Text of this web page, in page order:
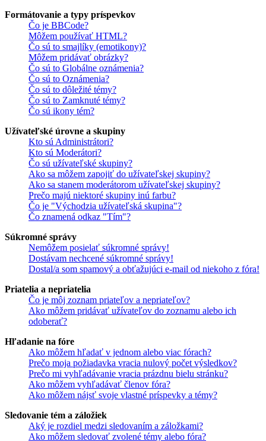
Formátovanie a typy príspevkov
Čo je BBCode?
Môžem používať HTML?
Čo sú to smajlíky (emotikony)?
Môžem pridávať obrázky?
Čo sú to Globálne oznámenia?
Čo sú to Oznámenia?
Čo sú to dôležité témy?
Čo sú to Zamknuté témy?
Čo sú ikony tém?
Užívateľské úrovne a skupiny
Kto sú Administrátori?
Kto sú Moderátori?
Čo sú užívateľské skupiny?
Ako sa môžem zapojiť do užívateľskej skupiny?
Ako sa stanem moderátorom užívateľskej skupiny?
Prečo majú niektoré skupiny inú farbu?
Čo je "Východzia užívateľská skupina"?
Čo znamená odkaz "Tím"?
Súkromné správy
Nemôžem posielať súkromné správy!
Dostávam nechcené súkromné správy!
Dostal/a som spamový a obťažujúci e-mail od niekoho z fóra!
Priatelia a nepriatelia
Čo je môj zoznam priateľov a nepriateľov?
Ako môžem pridávať užívateľov do zoznamu alebo ich
odoberať?
Hľadanie na fóre
Ako môžem hľadať v jednom alebo viac fórach?
Prečo moja požiadavka vracia nulový počet výsledkov?
Prečo mi vyhľadávanie vracia prázdnu bielu stránku?
Ako môžem vyhľadávať členov fóra?
Ako môžem nájsť svoje vlastné príspevky a témy?
Sledovanie tém a záložiek
Aký je rozdiel medzi sledovaním a záložkami?
Ako môžem sledovať zvolené témy alebo fóra?